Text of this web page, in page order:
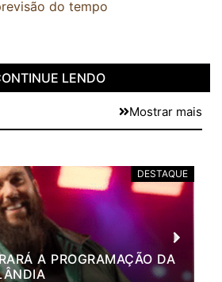
LENDO
Mostrar mais
DESTAQUE
A PROGRAMAÇÃO DA